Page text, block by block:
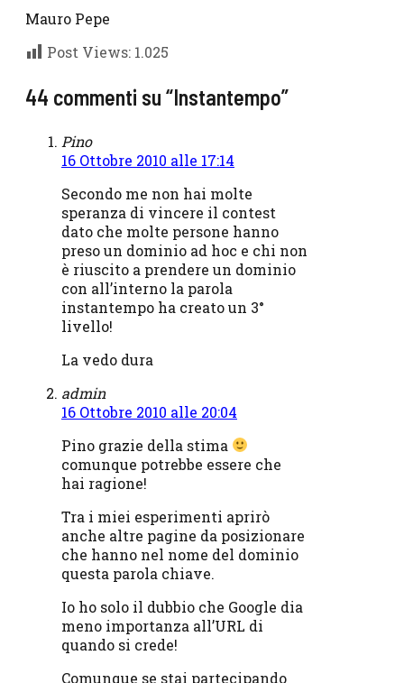
Mauro Pepe
Post Views: 1.025
44 commenti su “Instantempo”
Pino
16 Ottobre 2010 alle 17:14
Secondo me non hai molte
speranza di vincere il contest
dato che molte persone hanno
preso un dominio ad hoc e chi non
è riuscito a prendere un dominio
con all’interno la parola
instantempo ha creato un 3°
livello!
La vedo dura
admin
16 Ottobre 2010 alle 20:04
Pino grazie della stima
comunque potrebbe essere che
hai ragione!
Tra i miei esperimenti aprirò
anche altre pagine da posizionare
che hanno nel nome del dominio
questa parola chiave.
Io ho solo il dubbio che Google dia
meno importanza all’URL di
quando si crede!
Comunque se stai partecipando